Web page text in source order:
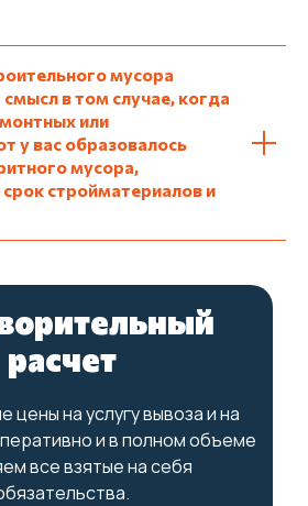
мусора
в том случае, когда
или
у вас образовалось
мусора,
стройматериалов и
расчет
цены на услугу вывоза и на
и в полном объеме
все взятые на себя